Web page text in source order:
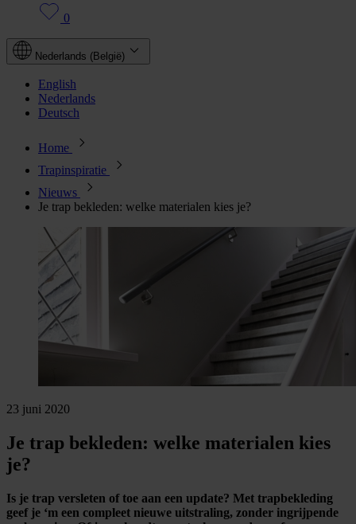
0
Nederlands (België)
English
Nederlands
Deutsch
Home
Trapinspiratie
Nieuws
Je trap bekleden: welke materialen kies je?
23 juni 2020
Je trap bekleden: welke materialen kies
je?
Is je trap versleten of toe aan een update? Met trapbekleding
geef je ‘m een compleet nieuwe uitstraling, zonder ingrijpende